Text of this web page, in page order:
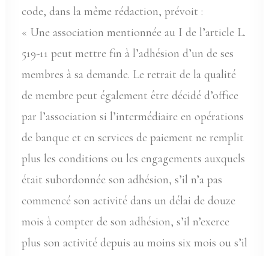
code, dans la même rédaction, prévoit :
« Une association mentionnée au I de l’article L.
519-11 peut mettre fin à l’adhésion d’un de ses
membres à sa demande. Le retrait de la qualité
de membre peut également être décidé d’office
par l’association si l’intermédiaire en opérations
de banque et en services de paiement ne remplit
plus les conditions ou les engagements auxquels
était subordonnée son adhésion, s’il n’a pas
commencé son activité dans un délai de douze
mois à compter de son adhésion, s’il n’exerce
plus son activité depuis au moins six mois ou s’il